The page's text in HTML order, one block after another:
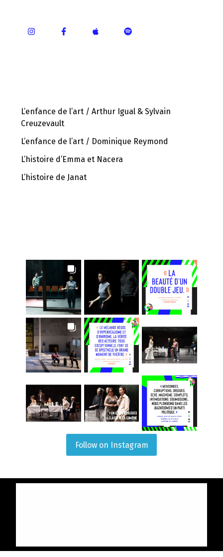
L’enfance de l’art / Arthur Igual & Sylvain
Creuzevault
L’enfance de l’art / Dominique Reymond
L’histoire d’Emma et Nacera
L’histoire de Janat
Follow on Instagram